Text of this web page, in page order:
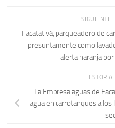
SIGUIENTE
Facatativá, parqueadero de
presuntamente como
alerta naranja
HISTORIA
La Empresa aguas de
agua en carrotanques a